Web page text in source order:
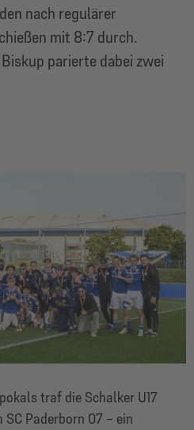
nach regulärer
mit 8:7 durch.
parierte dabei zwei
traf die Schalker U17
Paderborn 07 – ein